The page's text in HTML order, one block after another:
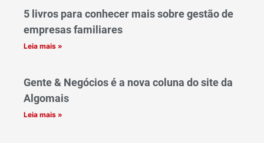
5 livros para conhecer mais sobre gestão de
empresas familiares
Leia mais »
Gente & Negócios é a nova coluna do site da
Algomais
Leia mais »